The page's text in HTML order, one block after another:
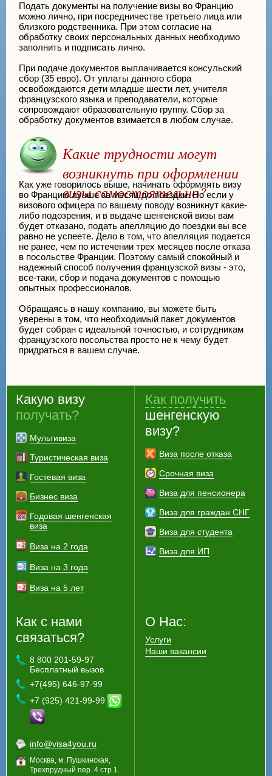
Подать документы на получение визы во Францию
можно лично, при посредничестве третьего лица или
близкого родственника. При этом согласие на
обработку своих персональных данных необходимо
заполнить и подписать лично.
При подаче документов выплачивается консульский
сбор (35 евро). От уплаты данного сбора
освобождаются дети младше шести лет, учителя
французского языка и преподаватели, которые
сопровождают образовательную группу. Сбор за
обработку документов взимается в любом случае.
Какие трудности могут
возникнуть при оформлении
визы самостоятельно?
Как уже говорилось выше, начинать оформлять визу
во Францию лучше за месяц до поездки. Но если у
визового офицера по вашему поводу возникнут какие-
либо подозрения, и в выдаче шенгенской визы вам
будет отказано, подать апелляцию до поездки вы все
равно не успеете. Дело в том, что апелляция подается
не ранее, чем по истечении трех месяцев после отказа
в посольстве Франции. Поэтому самый спокойный и
надежный способ получения французской визы - это,
все-таки, сбор и подача документов с помощью
опытных профессионалов.
Обращаясь в нашу компанию, вы можете быть
уверены в том, что необходимый пакет документов
будет собран с идеальной точностью, и сотрудникам
французского посольства просто не к чему будет
придраться в вашем случае.
Какую визу
получать?
Мультивиза
Туристическая виза
Гостевая виза
Бизнес виза
Годовая шенгенская
виза
Виза на 2 года
Виза на 3 года
Виза на 5 лет
Как получить
шенгенскую
визу?
Виза после отказа
Срочная виза
Виза для пенсионера
Виза для граждан СНГ
Виза для студента
Виза для ИП
Как с нами
связаться?
8 800 201-59-97
Бесплатный вызов
+7(495) 646-97-99
+7 (925) 421-99-99
info@visa4you.ru
Москва, м. Пушкинская,
Трехпрудный пер. 4 стр 1.
О Нас:
Услуги
Наши вакансии